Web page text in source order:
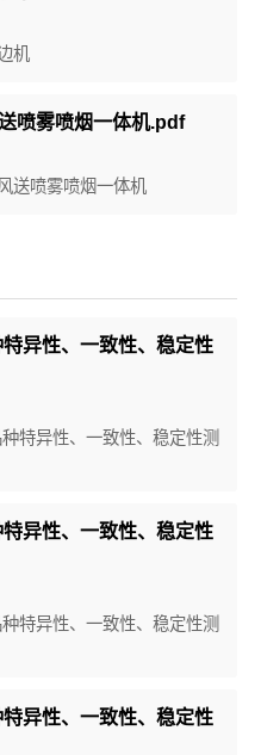
机
喷雾喷烟一体机.pdf
送喷雾喷烟一体机
异性、一致性、稳定性
特异性、一致性、稳定性测
异性、一致性、稳定性
特异性、一致性、稳定性测
异性、一致性、稳定性